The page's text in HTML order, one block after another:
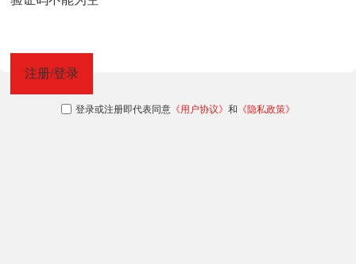
注册/登录
登录或注册即代表同意 《用户协议》 和 《隐私政策》